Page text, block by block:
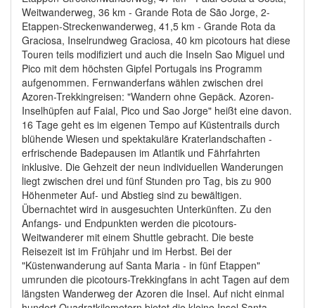
Weitwanderweg, 36 km - Grande Rota de São Jorge, 2-
Etappen-Streckenwanderweg, 41,5 km - Grande Rota da
Graciosa, Inselrundweg Graciosa, 40 km picotours hat diese
Touren teils modifiziert und auch die Inseln Sao Miguel und
Pico mit dem höchsten Gipfel Portugals ins Programm
aufgenommen. Fernwanderfans wählen zwischen drei
Azoren-Trekkingreisen: "Wandern ohne Gepäck. Azoren-
Inselhüpfen auf Faial, Pico und Sao Jorge" heißt eine davon.
16 Tage geht es im eigenen Tempo auf Küstentrails durch
blühende Wiesen und spektakuläre Kraterlandschaften -
erfrischende Badepausen im Atlantik und Fährfahrten
inklusive. Die Gehzeit der neun individuellen Wanderungen
liegt zwischen drei und fünf Stunden pro Tag, bis zu 900
Höhenmeter Auf- und Abstieg sind zu bewältigen.
Übernachtet wird in ausgesuchten Unterkünften. Zu den
Anfangs- und Endpunkten werden die picotours-
Weitwanderer mit einem Shuttle gebracht. Die beste
Reisezeit ist im Frühjahr und im Herbst. Bei der
"Küstenwanderung auf Santa Maria - in fünf Etappen"
umrunden die picotours-Trekkingfans in acht Tagen auf dem
längsten Wanderweg der Azoren die Insel. Auf nicht einmal